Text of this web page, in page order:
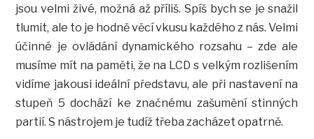
jsou velmi živé, možná až příliš. Spíš bych se je snažil
tlumit, ale to je hodně věcí vkusu každého z nás. Velmi
účinné je ovládání dynamického rozsahu – zde ale
musíme mít na paměti, že na LCD s velkým rozlišením
vidíme jakousi ideální představu, ale při nastavení na
stupeň 5 dochází ke značnému zašumění stinných
partií. S nástrojem je tudíž třeba zacházet opatrně.